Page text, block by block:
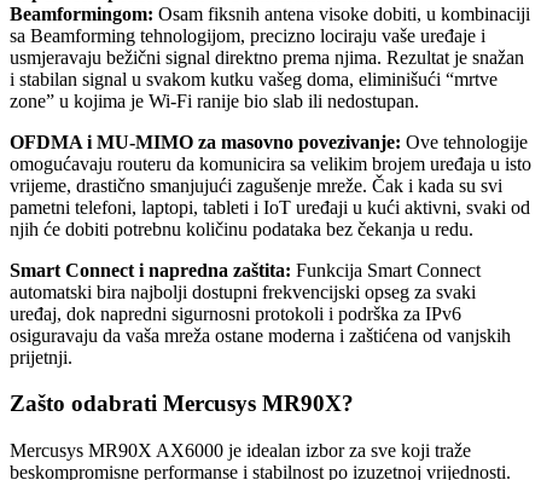
Beamformingom: Osam fiksnih antena visoke dobiti, u kombinaciji
sa Beamforming tehnologijom, precizno lociraju vaše uređaje i
usmjeravaju bežični signal direktno prema njima. Rezultat je snažan
i stabilan signal u svakom kutku vašeg doma, eliminišući “mrtve
zone” u kojima je Wi-Fi ranije bio slab ili nedostupan.
OFDMA i MU-MIMO za masovno povezivanje: Ove tehnologije
omogućavaju routeru da komunicira sa velikim brojem uređaja u isto
vrijeme, drastično smanjujući zagušenje mreže. Čak i kada su svi
pametni telefoni, laptopi, tableti i IoT uređaji u kući aktivni, svaki od
njih će dobiti potrebnu količinu podataka bez čekanja u redu.
Smart Connect i napredna zaštita: Funkcija Smart Connect
automatski bira najbolji dostupni frekvencijski opseg za svaki
uređaj, dok napredni sigurnosni protokoli i podrška za IPv6
osiguravaju da vaša mreža ostane moderna i zaštićena od vanjskih
prijetnji.
Zašto odabrati Mercusys MR90X?
Mercusys MR90X AX6000 je idealan izbor za sve koji traže
beskompromisne performanse i stabilnost po izuzetnoj vrijednosti.